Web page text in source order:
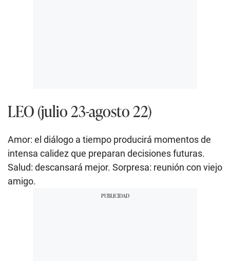
LEO (julio 23-agosto 22)
Amor: el diálogo a tiempo producirá momentos de
intensa calidez que preparan decisiones futuras.
Salud: descansará mejor. Sorpresa: reunión con viejo
amigo.